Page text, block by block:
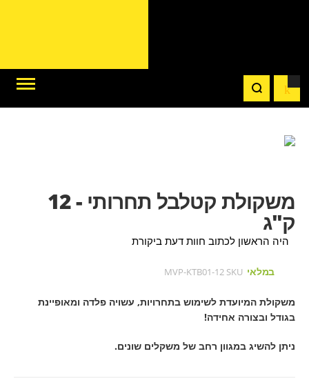
משקולת קטלבל תחרותי - 12
ק"ג
היה הראשון לכתוב חוות דעת ביקורת
במלאי SKU
MVP-KTB01-12
משקולת המיועדת לשימוש בתחרויות, עשויה פלדה ומאופיינת
בגודל ובצורה אחידה!
ניתן להשיג במגוון רחב של משקלים שונים.
לדלג
תמונות
גלריית
תמונות